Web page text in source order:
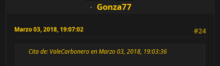
Gonza77
Marzo 03, 2018, 19:07:02 #24
Cita de: ValeCarbonero en Marzo 03, 2018, 19:03:36